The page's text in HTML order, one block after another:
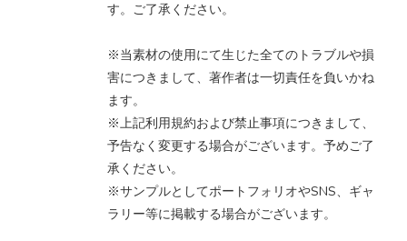
す。ご了承ください。
※当素材の使用にて生じた全てのトラブルや損
害につきまして、著作者は一切責任を負いかね
ます。
※上記利用規約および禁止事項につきまして、
予告なく変更する場合がございます。予めご了
承ください。
※サンプルとしてポートフォリオやSNS、ギャ
ラリー等に掲載する場合がございます。